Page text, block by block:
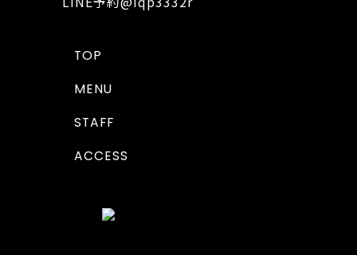
TOP
MENU
STAFF
ACCESS